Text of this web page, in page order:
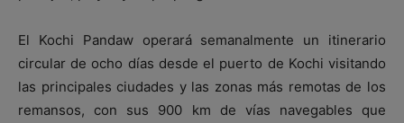
El Kochi Pandaw operará semanalmente un itinerario
circular de ocho días desde el puerto de Kochi visitando
las principales ciudades y las zonas más remotas de los
remansos, con sus 900 km de vías navegables que